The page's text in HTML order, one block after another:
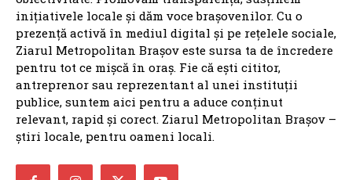
inițiativele locale și dăm voce brașovenilor. Cu o
prezență activă în mediul digital și pe rețelele sociale,
Ziarul Metropolitan Brașov este sursa ta de încredere
pentru tot ce mișcă în oraș. Fie că ești cititor,
antreprenor sau reprezentant al unei instituții
publice, suntem aici pentru a aduce conținut
relevant, rapid și corect. Ziarul Metropolitan Brașov –
știri locale, pentru oameni locali.